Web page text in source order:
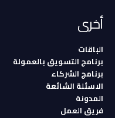
أخرى
الباقات
برنامج التسويق بالعمولة
برنامج الشركاء
الاسئلة الشائعة
المدونة
فريق العمل